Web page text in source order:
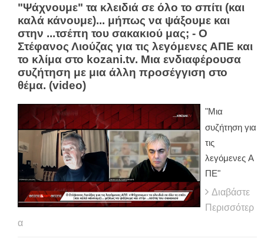
"Ψάχνουμε" τα κλειδιά σε όλο το σπίτι (και
καλά κάνουμε)... μήπως να ψάξουμε και
στην ...τσέπη του σακακιού μας; - Ο
Στέφανος Λιούζας για τις λεγόμενες ΑΠΕ και
το κλίμα στο kozani.tv. Μια ενδιαφέρουσα
συζήτηση με μια άλλη προσέγγιση στο
θέμα. (video)
"Μια
συζήτηση για
τις
λεγόμενες Α
ΠΕ"
Διαβάστε
Περισσότερ
α